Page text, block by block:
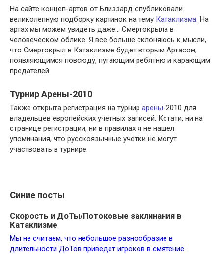
На сайте концеп-артов от Близзард опубликовали
великолепную подборку картинок на тему Катаклизма. На
артах мы можем увидеть даже… Смертокрыла в
человеческом облике. Я все больше склоняюсь к мысли,
что Смертокрыл в Катаклизме будет вторым Артасом,
появляющимся повсюду, пугающим ребятню и карающим
предателей.
Турнир Арены-2010
Также открыта регистрация на турнир арены-2010 для
владельцев европейских учетных записей. Кстати, ни на
странице регистрации, ни в правилах я не нашел
упоминания, что русскоязычные учетки не могут
участвовать в турнире.
Синие посты
Скорость и ДоТы/Потоковые заклинания в
Катаклизме
Мы не считаем, что небольшое разнообразие в
длительности ДоТов приведет игроков в смятение.